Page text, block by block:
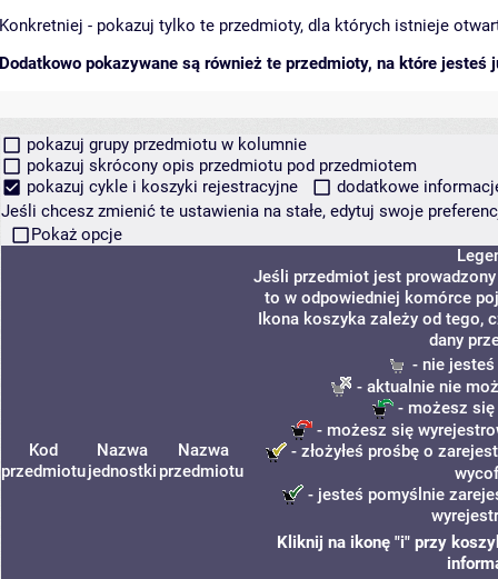
Konkretniej - pokazuj tylko te przedmioty, dla których istnieje
Dodatkowo pokazywane są również te przedmioty, na które jesteś
pokazuj grupy przedmiotu w kolumnie
pokazuj skrócony opis przedmiotu pod przedmiotem
pokazuj cykle i koszyki rejestracyjne
dodatkowe
Jeśli chcesz zmienić te ustawienia na stałe, edytuj swoje
Pokaż opcje
Kod
przedmiotu
Nazwa
jednostki
Nazwa
przedmiotu
Jeśli przedmiot jest
to w odpowiedniej komórce
Ikona koszyka zależy od tego,
dany
- nie
- aktualnie nie
- możesz się
- możesz się
- złożyłeś prośbę o
- jesteś pomyślnie
Kliknij na ikonę "i" przy